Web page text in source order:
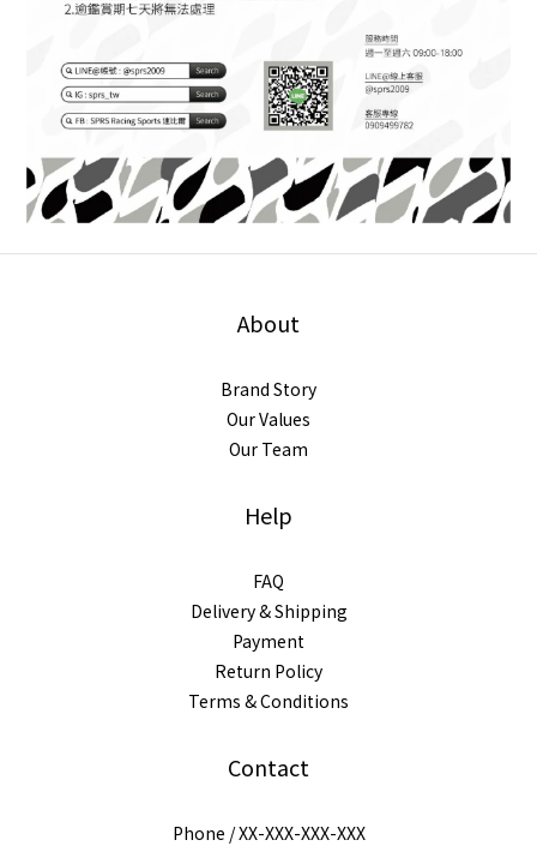
About
Brand Story
Our Values
Our Team
Help
FAQ
Delivery & Shipping
Payment
Return Policy
Terms & Conditions
Contact
Phone / XX-XXX-XXX-XXX